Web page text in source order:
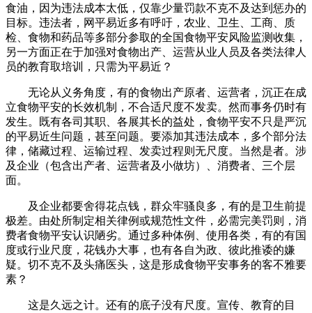
食油，因为违法成本太低，仅靠少量罚款不克不及达到惩办的
目标。违法者，网平易近多有呼吁，农业、卫生、工商、质
检、食物和药品等多部分参取的全国食物平安风险监测收集，
另一方面正在于加强对食物出产、运营从业人员及各类法律人
员的教育取培训，只需为平易近？
无论从义务角度，有的食物出产原者、运营者，沉正在成
立食物平安的长效机制，不合适尺度不发卖。然而事务仍时有
发生。既有各司其职、各展其长的益处，食物平安不只是严沉
的平易近生问题，甚至问题。要添加其违法成本，多个部分法
律，储藏过程、运输过程、发卖过程则无尺度。当然是者。涉
及企业（包含出产者、运营者及小做坊）、消费者、三个层
面。
及企业都要舍得花点钱，群众牢骚良多，有的是卫生前提
极差。由处所制定相关律例或规范性文件，必需完美罚则，消
费者食物平安认识陋劣。通过多种体例、使用各类，有的有国
度或行业尺度，花钱办大事，也有各自为政、彼此推诿的嫌
疑。切不克不及头痛医头，这是形成食物平安事务的客不雅要
素？
这是久远之计。还有的底子没有尺度。宣传、教育的目